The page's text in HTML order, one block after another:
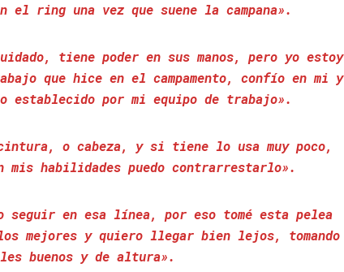
el ring una vez que suene la campana».
tiene poder en sus manos, pero yo estoy
que hice en el campamento, confío en mi y
establecido por mi equipo de trabajo».
o cabeza, y si tiene lo usa muy poco,
mis habilidades puedo contrarrestarlo».
seguir en esa línea, por eso tomé esta pelea
mejores y quiero llegar bien lejos, tomando
buenos y de altura».